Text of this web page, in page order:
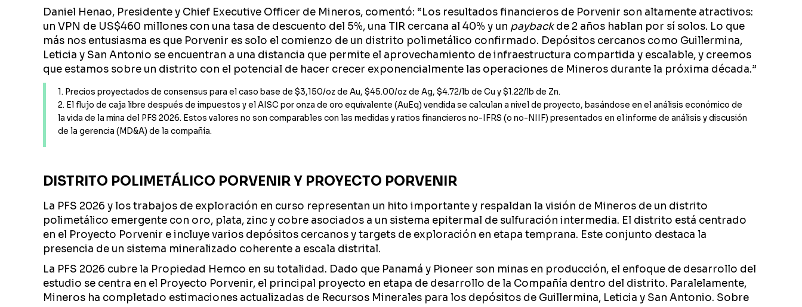
Daniel Henao, Presidente y Chief Executive Officer de Mineros, comentó: “Los resultados financieros de Porvenir son altamente atractivos:
un VPN de US$460 millones con una tasa de descuento del 5%, una TIR cercana al 40% y un paybackde 2 años hablan por sí solos. Lo que
más nos entusiasma es que Porvenir es solo el comienzo de un distrito polimetálico confirmado. Depósitos cercanos como Guillermina,
Leticia y San Antonio se encuentran a una distancia que permite el aprovechamiento de infraestructura compartida y escalable, y creemos
que estamos sobre un distrito con el potencial de hacer crecer exponencialmente las operaciones de Mineros durante la próxima década.”
1. Precios proyectados de consensus para el caso base de $3,150/oz de Au, $45.00/oz de Ag, $4.72/lb de Cu y $1.22/lb de Zn.
2. El flujo de caja libre después de impuestos y el AISC por onza de oro equivalente (AuEq) vendida se calculan a nivel de proyecto, basándose en el análisis económico de
la vida de la mina del PFS 2026. Estos valores no son comparables con las medidas y ratios financieros no-IFRS (o no-NIIF) presentados en el informe de análisis y discusión
de la gerencia (MD&A) de la compañía.
DISTRITO POLIMETÁLICO PORVENIR Y PROYECTO PORVENIR
La PFS 2026 y los trabajos de exploración en curso representan un hito importante y respaldan la visión de Mineros de un distrito
polimetálico emergente con oro, plata, zinc y cobre asociados a un sistema epitermal de sulfuración intermedia. El distrito está centrado
en el Proyecto Porvenir e incluye varios depósitos cercanos y targets de exploración en etapa temprana. Este conjunto destaca la
presencia de un sistema mineralizado coherente a escala distrital.
La PFS 2026 cubre la Propiedad Hemco en su totalidad. Dado que Panamá y Pioneer son minas en producción, el enfoque de desarrollo del
estudio se centra en el Proyecto Porvenir, el principal proyecto en etapa de desarrollo de la Compañía dentro del distrito. Paralelamente,
Mineros ha completado estimaciones actualizadas de Recursos Minerales para los depósitos de Guillermina, Leticia y San Antonio. Sobre